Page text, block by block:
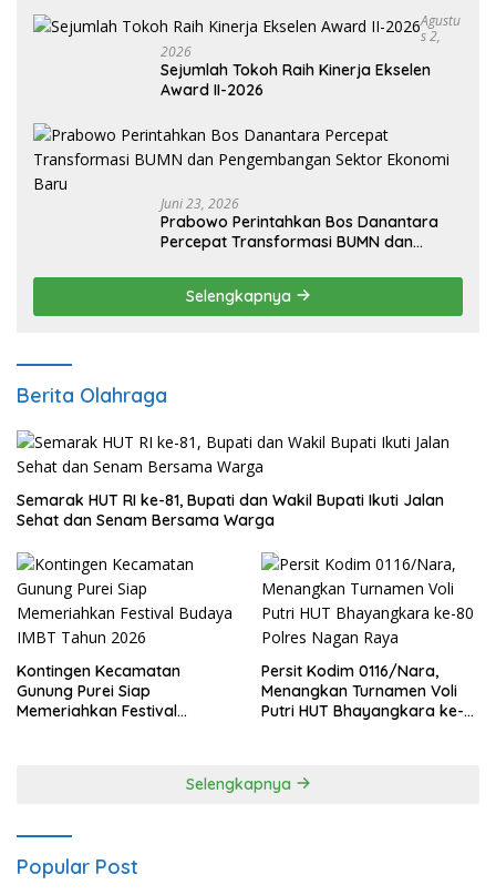
Agustu
S 2,
2026
Sejumlah Tokoh Raih Kinerja Ekselen
Award II-2026
Juni 23, 2026
Prabowo Perintahkan Bos Danantara
Percepat Transformasi BUMN dan
Selengkapnya
Berita Olahraga
Semarak HUT RI ke-81, Bupati dan Wakil Bupati Ikuti Jalan
Sehat dan Senam Bersama Warga
Kontingen Kecamatan
Gunung Purei Siap
Memeriahkan Festival
Persit Kodim 0116/Nara,
Menangkan Turnamen Voli
Putri HUT Bhayangkara ke-
Selengkapnya
Popular Post